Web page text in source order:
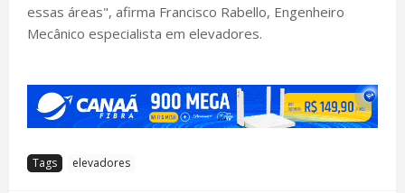
essas áreas", afirma Francisco Rabello, Engenheiro
Mecânico especialista em elevadores.
Tags elevadores